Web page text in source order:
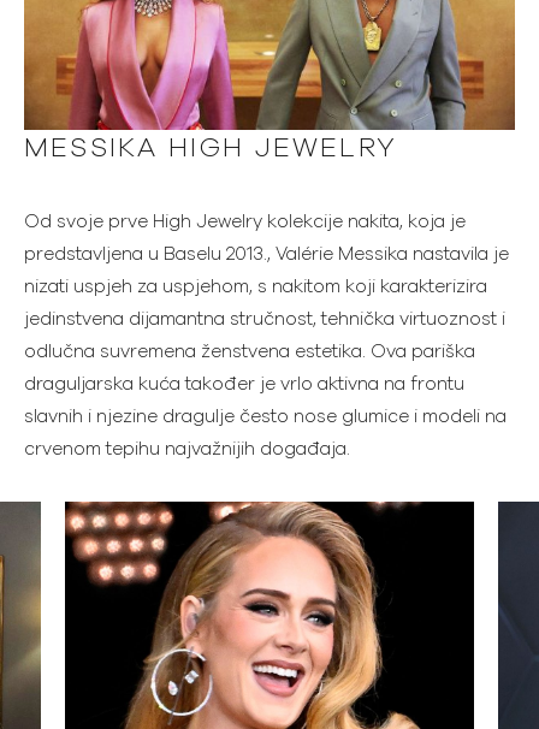
MESSIKA HIGH JEWELRY
Od svoje prve High Jewelry kolekcije nakita, koja je
predstavljena u Baselu 2013., Valérie Messika nastavila je
nizati uspjeh za uspjehom, s nakitom koji karakterizira
jedinstvena dijamantna stručnost, tehnička virtuoznost i
odlučna suvremena ženstvena estetika. Ova pariška
draguljarska kuća također je vrlo aktivna na frontu
slavnih i njezine dragulje često nose glumice i modeli na
crvenom tepihu najvažnijih događaja.